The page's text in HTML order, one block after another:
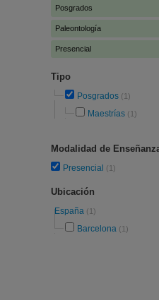
Posgrados
Paleontología
Presencial
Tipo
Posgrados (1)
Maestrías (1)
Modalidad de
Presencial (1)
Ubicación
España (1)
Barcelona (1)